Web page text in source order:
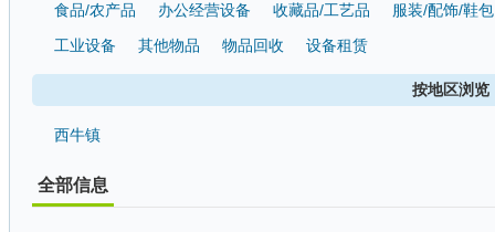
食品/农产品
办公经营设备 收藏品/工艺品
服装/配饰/鞋包
工业设备
其他物品 物品回收 设备租赁
按地区浏览
西牛镇
全部信息